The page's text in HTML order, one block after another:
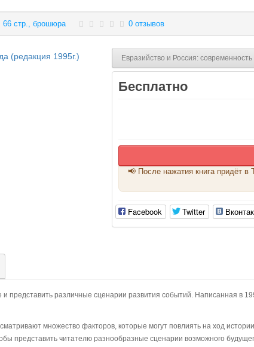
66 стр., брошюра 0 отзывов
Евразийство и Россия:
Бесплатно
📢 После нажатия книга придёт в
Facebook Twitter
и представить различные сценарии развития событий. Написанная в
множество факторов, которые могут повлиять на ход
представить читателю разнообразные сценарии возможного